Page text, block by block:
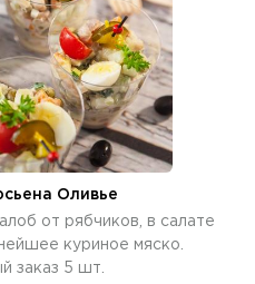
Оливье
от рябчиков, в салате
куриное мяско.
заказ 5 шт.